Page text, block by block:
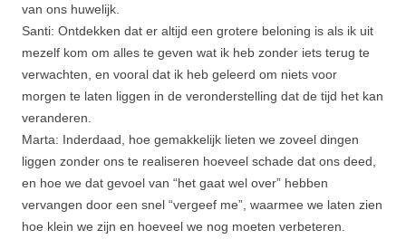
van ons huwelijk.
Santi: Ontdekken dat er altijd een grotere beloning is als ik uit
mezelf kom om alles te geven wat ik heb zonder iets terug te
verwachten, en vooral dat ik heb geleerd om niets voor
morgen te laten liggen in de veronderstelling dat de tijd het kan
veranderen.
Marta: Inderdaad, hoe gemakkelijk lieten we zoveel dingen
liggen zonder ons te realiseren hoeveel schade dat ons deed,
en hoe we dat gevoel van “het gaat wel over” hebben
vervangen door een snel “vergeef me”, waarmee we laten zien
hoe klein we zijn en hoeveel we nog moeten verbeteren.